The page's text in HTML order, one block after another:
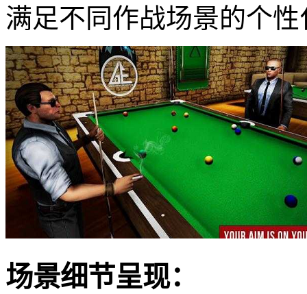
满足不同作战场景的个
场景细节呈现：